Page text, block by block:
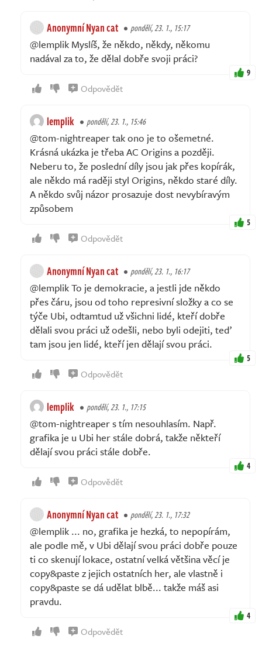
Anonymní Nyan cat pondělí, 23. 1., 15:17
@lemplik Myslíš, že někdo, někdy, někomu
nadával za to, že dělal dobře svoji práci?
9
Odpovědět
lemplik pondělí, 23. 1., 15:46
@tom-nightreaper tak ono je to ošemetné.
Krásná ukázka je třeba AC Origins a později.
Neberu to, že poslední díly jsou jak přes kopírák,
ale někdo má raději styl Origins, někdo staré díly.
A někdo svůj názor prosazuje dost nevybíravým
způsobem
5
Odpovědět
Anonymní Nyan cat pondělí, 23. 1., 16:17
@lemplik To je demokracie, a jestli jde někdo
přes čáru, jsou od toho represivní složky a co se
týče Ubi, odtamtud už všichni lidé, kteří dobře
dělali svou práci už odešli, nebo byli odejiti, teď
tam jsou jen lidé, kteří jen dělají svou práci.
5
Odpovědět
lemplik pondělí, 23. 1., 17:15
@tom-nightreaper s tím nesouhlasím. Např.
grafika je u Ubi her stále dobrá, takže někteří
dělají svou práci stále dobře.
4
Odpovědět
Anonymní Nyan cat pondělí, 23. 1., 17:32
@lemplik ... no, grafika je hezká, to nepopírám,
ale podle mě, v Ubi dělají svou práci dobře pouze
ti co skenují lokace, ostatní velká většina věcí je
copy&paste z jejich ostatních her, ale vlastně i
copy&paste se dá udělat blbě... takže máš asi
pravdu.
4
Odpovědět